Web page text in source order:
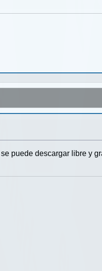
puede descargar libre y